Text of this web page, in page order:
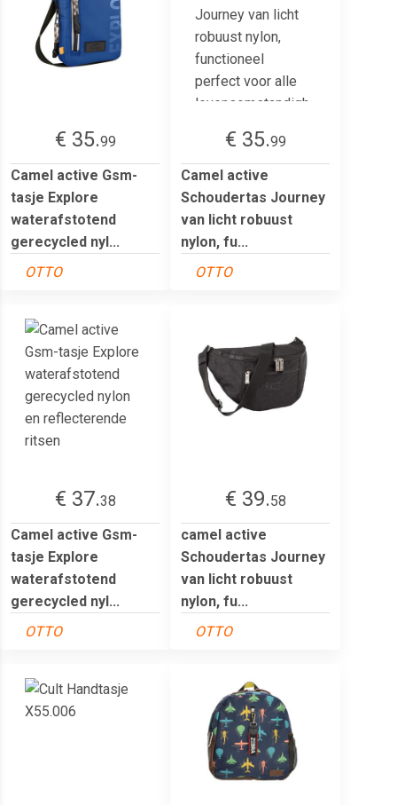
€ 35.99
Camel active Gsm-
tasje Explore
waterafstotend
gerecycled nyl...
OTTO
€ 35.99
Camel active
Schoudertas Journey
van licht robuust
nylon, fu...
OTTO
€ 37.38
Camel active Gsm-
tasje Explore
waterafstotend
gerecycled nyl...
OTTO
€ 39.58
camel active
Schoudertas Journey
van licht robuust
nylon, fu...
OTTO